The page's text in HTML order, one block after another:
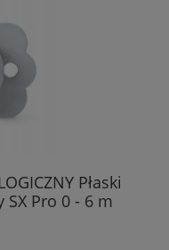
Płaski
Pro 0 - 6 m